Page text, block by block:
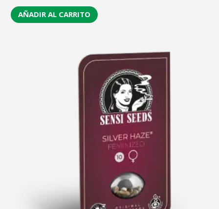
AÑADIR AL CARRITO